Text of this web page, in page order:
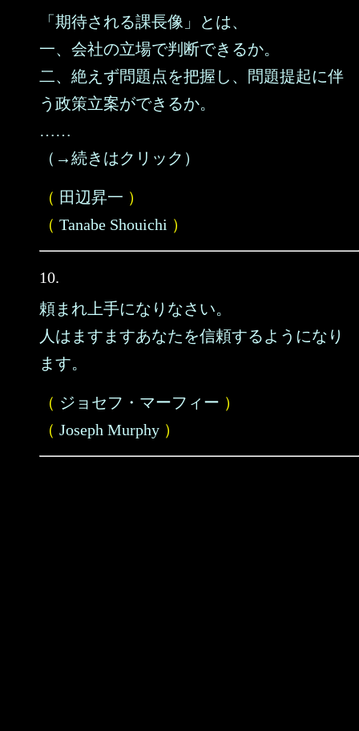
「期待される課長像」とは、
一、会社の立場で判断できるか。
二、絶えず問題点を把握し、問題提起に伴
う政策立案ができるか。
……
（→続きはクリック）
（ 田辺昇一 ）
（ Tanabe Shouichi ）
10.
頼まれ上手になりなさい。
人はますますあなたを信頼するようになり
ます。
（ ジョセフ・マーフィー ）
（ Joseph Murphy ）